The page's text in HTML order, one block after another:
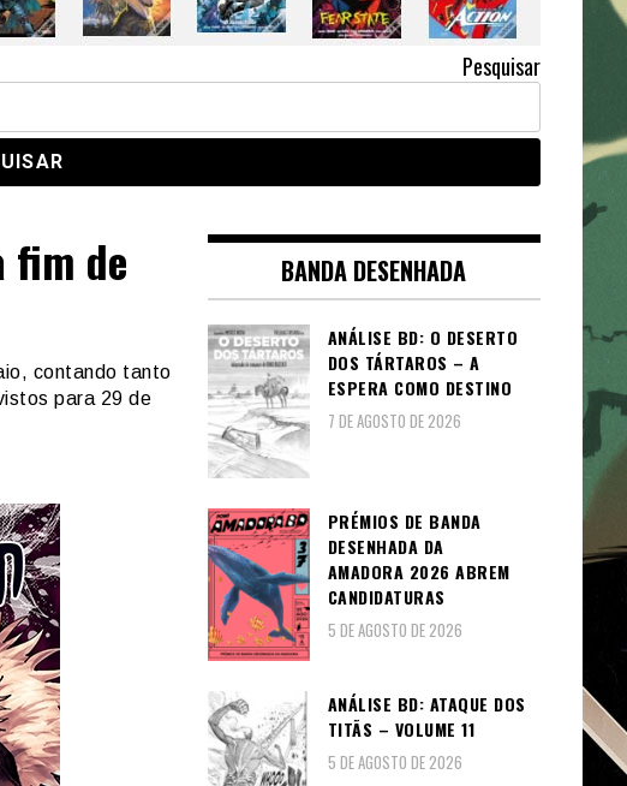
Pesquisar
fim de
contando tanto
para 29 de
BANDA DESENHADA
ANÁLISE BD: O DESERTO
DOS TÁRTAROS – A
ESPERA COMO DESTINO
7 DE AGOSTO DE 2026
PRÉMIOS DE BANDA
DESENHADA DA
AMADORA 2026 ABREM
CANDIDATURAS
5 DE AGOSTO DE 2026
ANÁLISE BD: ATAQUE DOS
TITÃS – VOLUME 11
5 DE AGOSTO DE 2026